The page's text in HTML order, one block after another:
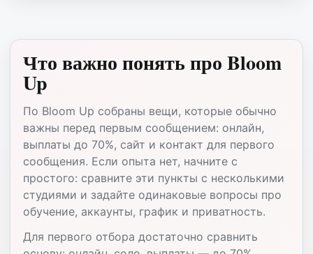
Что важно понять про Bloom
Up
По Bloom Up собраны вещи, которые обычно
важны перед первым сообщением: онлайн,
выплаты до 70%, сайт и контакт для первого
сообщения. Если опыта нет, начните с
простого: сравните эти пункты с несколькими
студиями и задайте одинаковые вопросы про
обучение, аккаунты, график и приватность.
Для первого отбора достаточно сравнить